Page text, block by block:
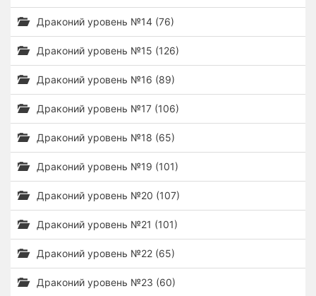
Драконий уровень №14 (76)
Драконий уровень №15 (126)
Драконий уровень №16 (89)
Драконий уровень №17 (106)
Драконий уровень №18 (65)
Драконий уровень №19 (101)
Драконий уровень №20 (107)
Драконий уровень №21 (101)
Драконий уровень №22 (65)
Драконий уровень №23 (60)